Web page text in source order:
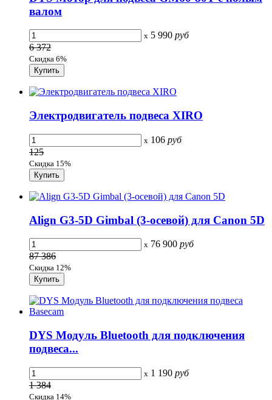
валом
x 5 990 руб
6 372
Скидка 6%
Электродвигатель подвеса XIRO
x 106 руб
125
Скидка 15%
Align G3-5D Gimbal (3-осевой) для Canon 5D
x 76 900 руб
87 386
Скидка 12%
DYS Модуль Bluetooth для подключения
подвеса...
x 1 190 руб
1 384
Скидка 14%